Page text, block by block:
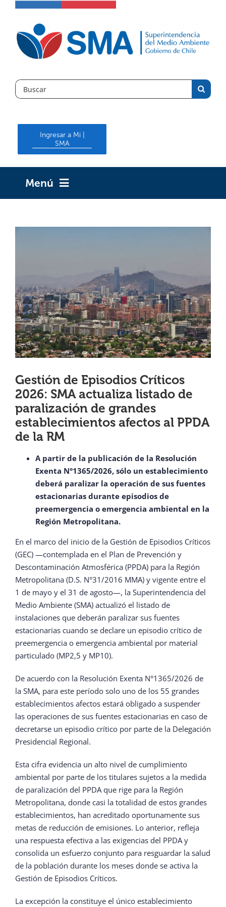
content
Search
for:
Ingresar a Mi |
SMA
Menú
DOCUMENTOS
SALA DE PRENSA
PREGUNTAS FRECUENTES
CONTACTO
Gestión de Episodios Críticos
2026: SMA actualiza listado de
paralización de grandes
establecimientos afectos al PPDA
de la RM
A partir de la publicación de la Resolución
Exenta N°1365/2026, sólo un establecimiento
deberá paralizar la operación de sus fuentes
estacionarias durante episodios de
preemergencia o emergencia ambiental en la
Región Metropolitana.
En el marco del inicio de la Gestión de Episodios Críticos
(GEC) —contemplada en el Plan de Prevención y
Descontaminación Atmosférica (PPDA) para la Región
Metropolitana (D.S. N°31/2016 MMA) y vigente entre el
1 de mayo y el 31 de agosto—, la Superintendencia del
Medio Ambiente (SMA) actualizó el listado de
instalaciones que deberán paralizar sus fuentes
estacionarias cuando se declare un episodio crítico de
preemergencia o emergencia ambiental por material
particulado (MP2,5 y MP10).
De acuerdo con la Resolución Exenta N°1365/2026 de
la SMA, para este período solo uno de los 55 grandes
establecimientos afectos estará obligado a suspender
las operaciones de sus fuentes estacionarias en caso de
decretarse un episodio crítico por parte de la Delegación
Presidencial Regional.
Esta cifra evidencia un alto nivel de cumplimiento
ambiental por parte de los titulares sujetos a la medida
de paralización del PPDA que rige para la Región
Metropolitana, donde casi la totalidad de estos grandes
establecimientos, han acreditado oportunamente sus
metas de reducción de emisiones. Lo anterior, refleja
una respuesta efectiva a las exigencias del PPDA y
consolida un esfuerzo conjunto para resguardar la salud
de la población durante los meses donde se activa la
Gestión de Episodios Críticos.
La excepción la constituye el único establecimiento